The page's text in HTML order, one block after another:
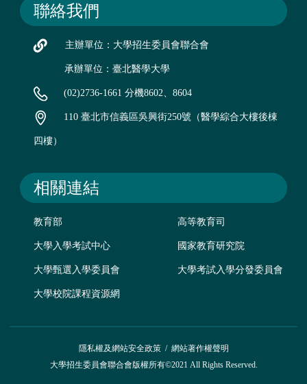
聯絡我們
主辦單位：大學招生委員會聯合會
承辦單位：臺北醫學大學
(02)2736-1661 分機8602、8604
110 臺北市信義區吳興街250號（醫學綜合大樓後棟
四樓）
相關連結
教育部 高等教育司
大學入學考試中心 國家教育研究院
大學甄選入學委員會 大學考試入學分發委員會
大學校院課程資源網
隱私權及網站安全政策/ 網站著作權聲明
大學招生委員會聯合會版權所有©2021 All Rights Reserved.